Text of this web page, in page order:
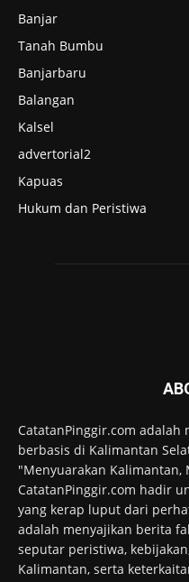
Banjar
Tanah Bumbu
Banjarbaru
Balangan
Kalsel
advertorial2
Kapuas
Hukum dan Peristiwa
CatatanPinggir.com
berbasis di Kalimantan
"Menyuarakan Kalimantan,
CatatanPinggir.com hadir
yang kerap luput dari
adalah menyajikan berita
seputar peristiwa,
Kalimantan, serta